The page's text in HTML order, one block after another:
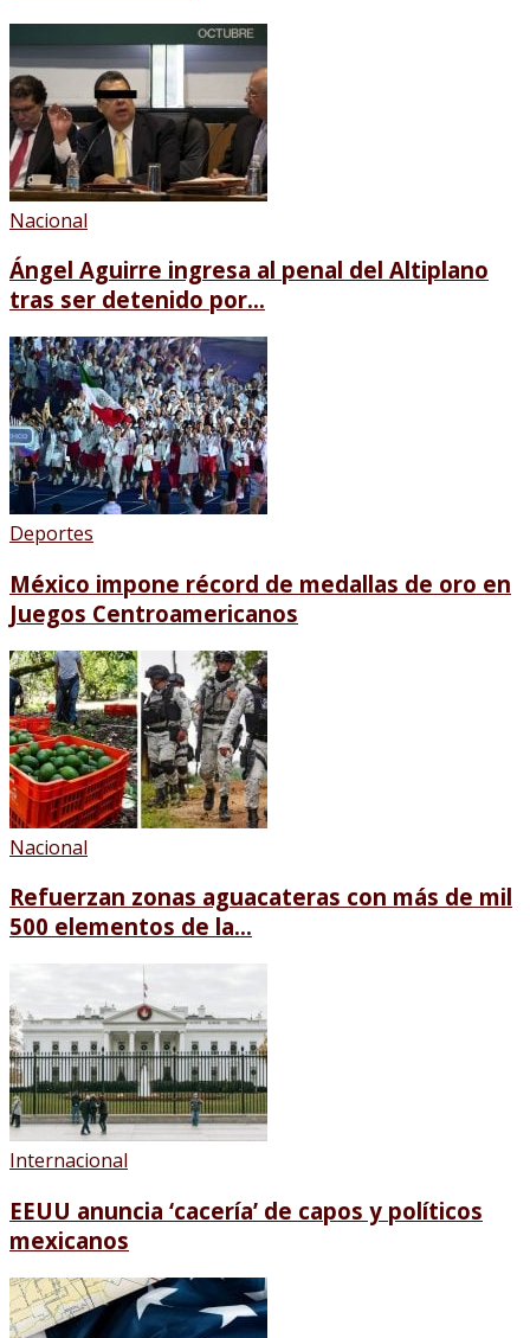
Nacional
Ángel Aguirre ingresa al penal del Altiplano
tras ser detenido por...
Deportes
México impone récord de medallas de oro en
Juegos Centroamericanos
Nacional
Refuerzan zonas aguacateras con más de mil
500 elementos de la...
Internacional
EEUU anuncia ‘cacería’ de capos y políticos
mexicanos